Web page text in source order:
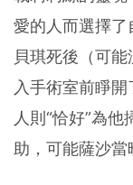
愛的人而選擇
貝琪死後（可
入手術室前睜
人則“恰好”為
助，可能薩沙當